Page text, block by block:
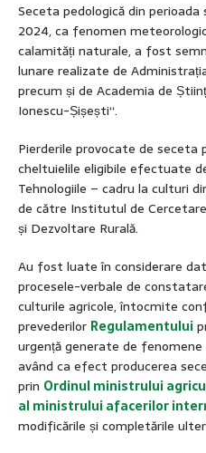
Seceta pedologică din
2024, ca fenomen
calamități naturale, a fost
lunare realizate de
precum și de Academia de
Ionescu-Șișești“.
Pierderile provocate de seceta
cheltuielile eligibile efectuate
Tehnologiile – cadru la culturi
de către Institutul de
și Dezvoltare Rurală.
Au fost luate în considerare
procesele-verbale de
culturile agricole, întocmite
prevederilor Regulamentului
urgență generate de
având ca efect producerea
prin Ordinul ministrului
al ministrului afacerilor
modificările și completările